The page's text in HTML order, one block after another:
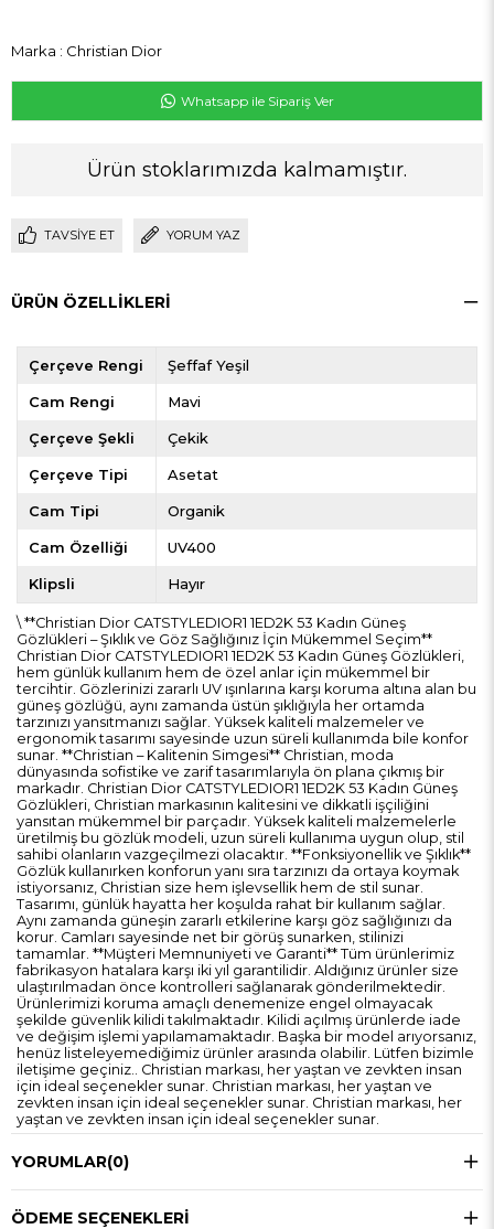
Marka : Christian Dior
Whatsapp ile Sipariş Ver
Ürün stoklarımızda kalmamıştır.
TAVSIYE ET YORUM YAZ
ÜRÜN ÖZELLIKLERI
Çerçeve Rengi Şeffaf Yeşil
Cam Rengi Mavi
Çerçeve Şekli Çekik
Çerçeve Tipi Asetat
Cam Tipi Organik
Cam Özelliği UV400
Klipsli Hayır
\ **Christian Dior CATSTYLEDIOR1 1ED2K 53 Kadın Güneş
Gözlükleri – Şıklık ve Göz Sağlığınız İçin Mükemmel Seçim**
Christian Dior CATSTYLEDIOR1 1ED2K 53 Kadın Güneş Gözlükleri,
hem günlük kullanım hem de özel anlar için mükemmel bir
tercihtir. Gözlerinizi zararlı UV ışınlarına karşı koruma altına alan bu
güneş gözlüğü, aynı zamanda üstün şıklığıyla her ortamda
tarzınızı yansıtmanızı sağlar. Yüksek kaliteli malzemeler ve
ergonomik tasarımı sayesinde uzun süreli kullanımda bile konfor
sunar. **Christian – Kalitenin Simgesi** Christian, moda
dünyasında sofistike ve zarif tasarımlarıyla ön plana çıkmış bir
markadır. Christian Dior CATSTYLEDIOR1 1ED2K 53 Kadın Güneş
Gözlükleri, Christian markasının kalitesini ve dikkatli işçiliğini
yansıtan mükemmel bir parçadır. Yüksek kaliteli malzemelerle
üretilmiş bu gözlük modeli, uzun süreli kullanıma uygun olup, stil
sahibi olanların vazgeçilmezi olacaktır. **Fonksiyonellik ve Şıklık**
Gözlük kullanırken konforun yanı sıra tarzınızı da ortaya koymak
istiyorsanız, Christian size hem işlevsellik hem de stil sunar.
Tasarımı, günlük hayatta her koşulda rahat bir kullanım sağlar.
Aynı zamanda güneşin zararlı etkilerine karşı göz sağlığınızı da
korur. Camları sayesinde net bir görüş sunarken, stilinizi
tamamlar. **Müşteri Memnuniyeti ve Garanti** Tüm ürünlerimiz
fabrikasyon hatalara karşı iki yıl garantilidir. Aldığınız ürünler size
ulaştırılmadan önce kontrolleri sağlanarak gönderilmektedir.
Ürünlerimizi koruma amaçlı denemenize engel olmayacak
şekilde güvenlik kilidi takılmaktadır. Kilidi açılmış ürünlerde iade
ve değişim işlemi yapılamamaktadır. Başka bir model arıyorsanız,
henüz listeleyemediğimiz ürünler arasında olabilir. Lütfen bizimle
iletişime geçiniz.. Christian markası, her yaştan ve zevkten insan
için ideal seçenekler sunar. Christian markası, her yaştan ve
zevkten insan için ideal seçenekler sunar. Christian markası, her
yaştan ve zevkten insan için ideal seçenekler sunar.
YORUMLAR(0)
ÖDEME SEÇENEKLERI